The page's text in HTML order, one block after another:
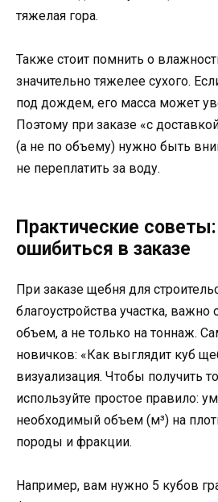
тяжелая гора.
Также стоит помнить о
значительно тяжелее сухого.
под дождем, его масса может
Поэтому при заказе «с
(а не по объему) нужно быть
не переплатить за воду.
Практические
ошибиться в заказе
При заказе щебня для
благоустройства участка, важно
объем, а не только на тоннаж.
новичков: «Как выглядит куб
визуализация. Чтобы получить
используйте простое правило:
необходимый объем (м³) на
породы и фракции.
Например, вам нужно 5 кубов